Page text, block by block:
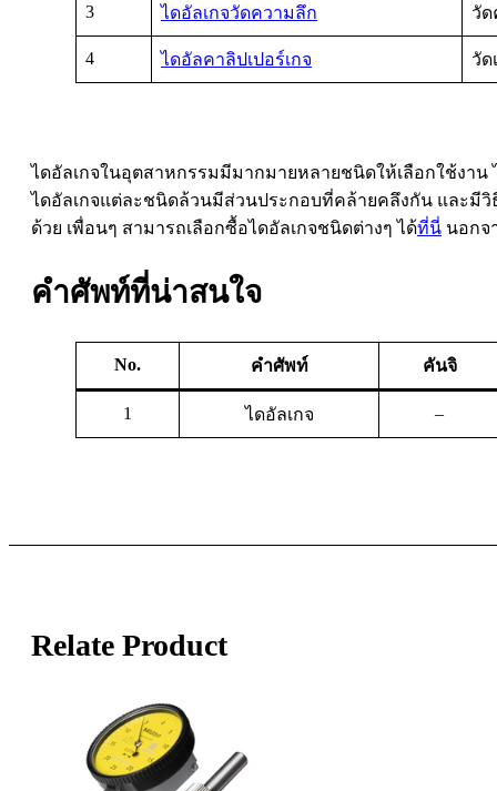
3 ไดอัลเกจวัดความลึก วั
4 ไดอัลคาลิปเปอร์เกจ วัด
ไดอัลเกจในอุตสาหกรรมมีมากมายหลายชนิดให้เลือกใช้งาน
ไดอัลเกจแต่ละชนิดล้วนมีส่วนประกอบที่คล้ายคลึงกัน และมี
ด้วย เพื่อนๆ สามารถเลือกซื้อไดอัลเกจชนิดต่างๆ ได้ที่นี่ นอกจ
คำศัพท์ที่น่าสนใจ
No. คำศัพท์ คันจิ
1 ไดอัลเกจ –
Relate Product